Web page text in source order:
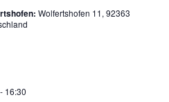
Wolfertshofen 11, 92363
- 16:30